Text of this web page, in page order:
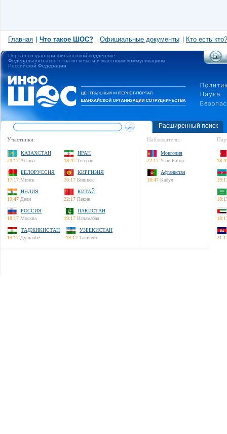
Главная Что такое ШОС? Официальные документы Кто есть кто?
Портал создан при финансовой поддержке
Федерального агентства по печати и массовым коммуникациям
Российской Федерации
Расширенный поиск
Участники:
КАЗАХСТАН
20:17 Астана
ИРАН
18:47 Тегеран
БЕЛОРУССИЯ
17:17 Минск
КИРГИЗИЯ
20:17 Бишкек
ИНДИЯ
19:47 Дели
КИТАЙ
22:17 Пекин
РОССИЯ
18:17 Москва
ПАКИСТАН
19:17 Исламабад
ТАДЖИКИСТАН
19:17 Душанбе
УЗБЕКИСТАН
19:17 Ташкент
Наблюдатели:
Монголия
22:17 Улан-Батор
Афганистан
18:47 Кабул